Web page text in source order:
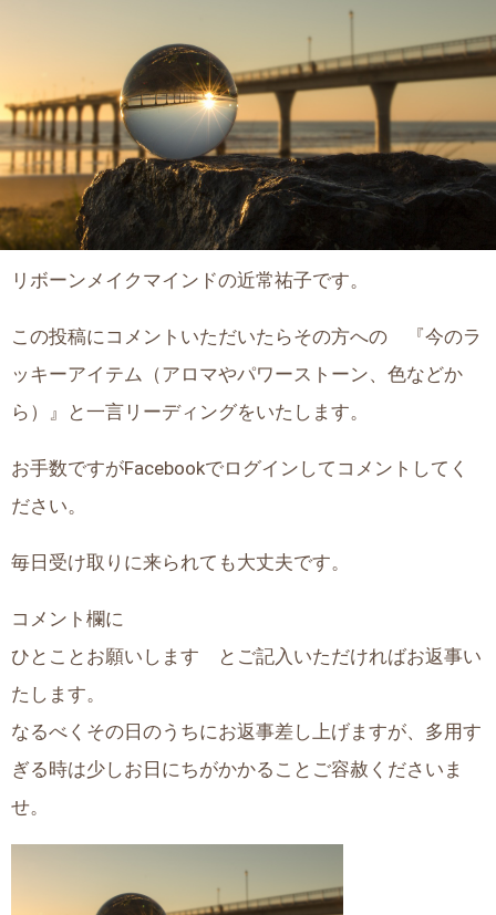
リボーンメイクマインドの近常祐子です。
この投稿にコメントいただいたらその方への 『今のラ
ッキーアイテム（アロマやパワーストーン、色などか
ら）』と一言リーディングをいたします。
お手数ですがFacebookでログインしてコメントしてく
ださい。
毎日受け取りに来られても大丈夫です。
コメント欄に
ひとことお願いします とご記入いただければお返事い
たします。
なるべくその日のうちにお返事差し上げますが、多用す
ぎる時は少しお日にちがかかることご容赦くださいま
せ。